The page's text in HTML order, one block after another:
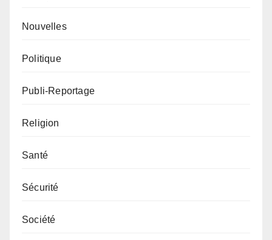
Nouvelles
Politique
Publi-Reportage
Religion
Santé
Sécurité
Société